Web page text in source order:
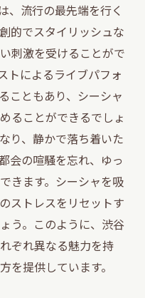
、流行の最先端を行く
的でスタイリッシュな
刺激を受けることがで
トによるライブパフォ
こともあり、シーシャ
ることができるでしょ
り、静かで落ち着いた
会の喧騒を忘れ、ゆっ
きます。シーシャを吸
ストレスをリセットす
う。このように、渋谷
ぞれ異なる魅力を持
を提供しています。